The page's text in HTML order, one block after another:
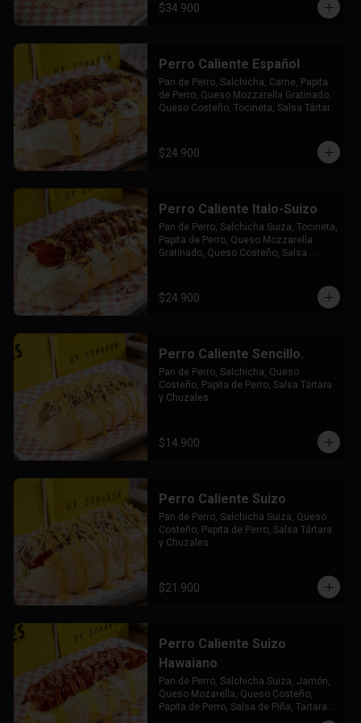
$34.900
Perro Caliente Español
Pan de Perro, Salchicha, Carne, Papita
de Perro, Queso Mozzarella Gratinado,
Queso Costeño, Tocineta, Salsa Tártara
$24.900
Perro Caliente Italo-Suizo
Pan de Perro, Salchicha Suiza, Tocineta,
Papita de Perro, Queso Mozzarella
Gratinado, Queso Costeño, Salsa
$24.900
Perro Caliente Sencillo.
Pan de Perro, Salchicha, Queso
Costeño, Papita de Perro, Salsa Tártara
y Chuzales.
$14.900
Perro Caliente Suizo
Pan de Perro, Salchicha Suiza, Queso
Costeño, Papita de Perro, Salsa Tártara
y Chuzales.
$21.900
Perro Caliente Suizo
Hawaiano
Pan de Perro, Salchicha Suiza, Jamón,
Queso Mozarella, Queso Costeño,
Papita de Perro, Salsa de Piña, Tartara y